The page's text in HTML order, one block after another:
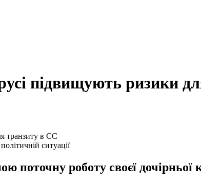
підвищують ризики
ситуації
поточну роботу своєї дочірньої